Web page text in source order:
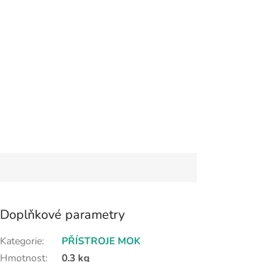
Doplňkové parametry
Kategorie:
PŘÍSTROJE MOK
Hmotnost:
0.3 kg